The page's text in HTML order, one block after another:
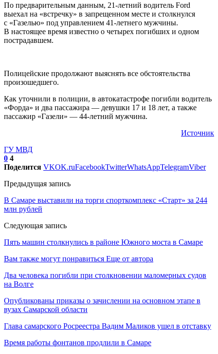
По предварительным данным, 21-летний водитель Ford
выехал на «встречку» в запрещенном месте и столкнулся
с «Газелью» под управлением 41-летнего мужчины.
В настоящее время известно о четырех погибших и одном
пострадавшем.
Полицейские продолжают выяснять все обстоятельства
произошедшего.
Как уточнили в полиции, в автокатастрофе погибли водитель
«Форда» и два пассажира — девушки 17 и 18 лет, а также
пассажир «Газели» — 44-летний мужчина.
Источник
ГУ МВД
0 4
Поделится VKOK.ruFacebookTwitterWhatsAppTelegramViber
Предыдущая запись
В Самаре выставили на торги спорткомплекс «Старт» за 244
млн рублей
Следующая запись
Пять машин столкнулись в районе Южного моста в Самаре
Вам также могут понравиться Еще от автора
Два человека погибли при столкновении маломерных судов
на Волге
Опубликованы приказы о зачислении на основном этапе в
вузах Самарской области
Глава самарского Росреестра Вадим Маликов ушел в отставку
Время работы фонтанов продлили в Самаре